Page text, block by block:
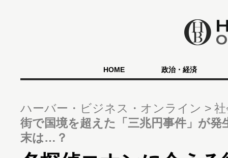
HOME 政治・経済
ハーバー・ビジネス・オンライン
街で国境を超えた「三兆円事件」が
末は…？